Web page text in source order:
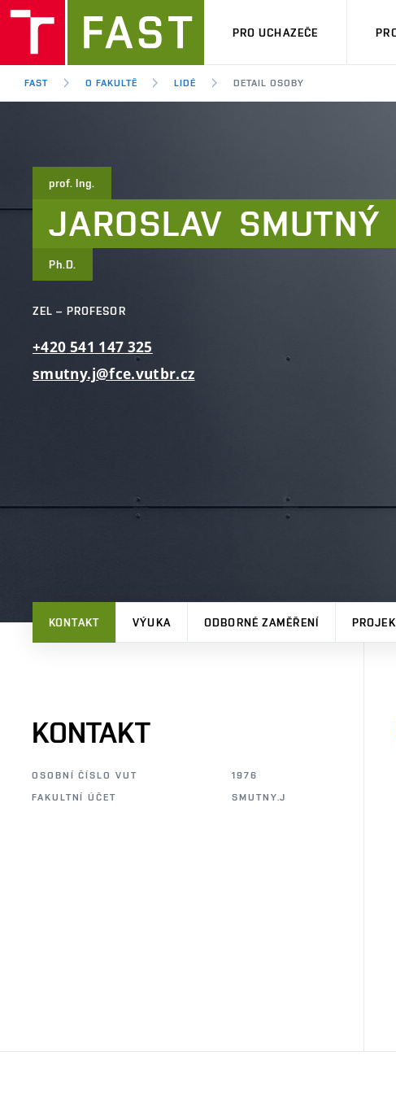
PRO UCHAZEČE
FAST O FAKULTĚ LIDÉ DETAIL OSOBY
prof. Ing.
JAROSLAV SMUTNÝ
Ph.D.
ZEL – PROFESOR
+420 541 147 325
smutny.j@fce.vutbr.cz
KONTAKT VÝUKA ODBORNÉ ZAMĚŘENÍ
KONTAKT
OSOBNÍ ČÍSLO VUT
1976
FAKULTNÍ ÚČET
SMUTNY.J